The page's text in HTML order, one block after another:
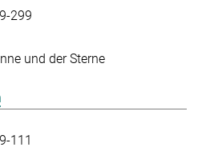
299
und der Sterne
111